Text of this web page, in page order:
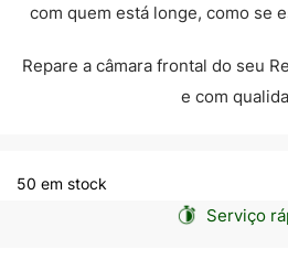
com quem está longe, como se
Repare a câmara frontal do seu
e com
50 em stock
Serviço